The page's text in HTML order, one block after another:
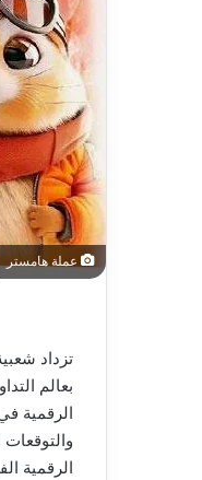
عملة هامستر
تزداد
بعالم
الرقمية
الرقمية